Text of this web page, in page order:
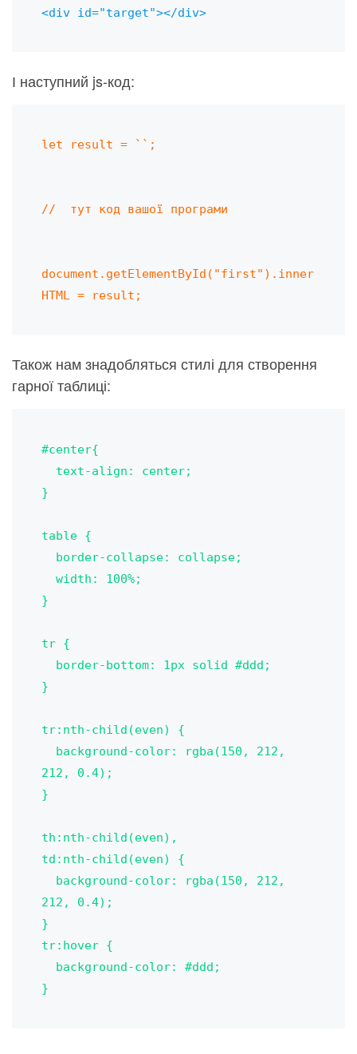
<div id="target"></div>
І наступний js-код:
let result = ``;
//  тут код вашої програми
document.getElementById("first").inner
HTML = result;
Також нам знадобляться стилі для створення
гарної таблиці:
#center{
}
table {
}
tr {
}
tr:nth-child(even) {
212, 0.4);
}
th:nth-child(even),
td:nth-child(even) {
212, 0.4);
}
tr:hover {
}